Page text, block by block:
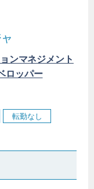
ンマネジメント
ロッパー
転勤なし